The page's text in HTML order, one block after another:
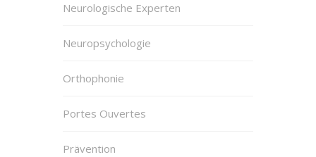
Neurologische Experten
Neuropsychologie
Orthophonie
Portes Ouvertes
Prävention